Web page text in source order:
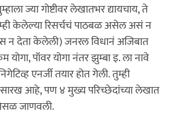
ज्या गोष्टीवर लेखातभर द्यायचाय, ते
केलेल्या रिसर्चचं पाठबळ असेल असं न
न देता केलेली) जनरल विधानं अजिबात
योगा, पॉवर योगा नंतर झुम्बा इ. ला नावे
एनर्जी तयार होत गेली. तुम्ही
आहे, पण ४ मुख्य परिच्छेदांच्या लेखात
जाणवली.